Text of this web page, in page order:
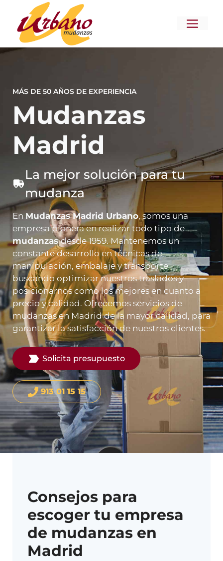
contenido
MENÚ
MÁS DE 50 AÑOS DE EXPERIENCIA
Mudanzas
Madrid
La mejor solución para tu
mudanza
En Mudanzas Madrid Urbano, somos una
empresa pionera en realizar todo tipo de
mudanzasdesde 1959. Mantenemos un
constante desarrollo en técnicas de
manipulación, embalaje y transporte
buscando optimizar nuestros traslados y
posicionarnos como los mejores en cuanto a
precio y calidad. Ofrecemos servicios de
mudanzas en Madrid de la mayor calidad, para
garantizar la satisfacción de nuestros clientes.
Solicita presupuesto
913 01 15 15
Consejos para
escoger tu empresa
de mudanzas en
Madrid